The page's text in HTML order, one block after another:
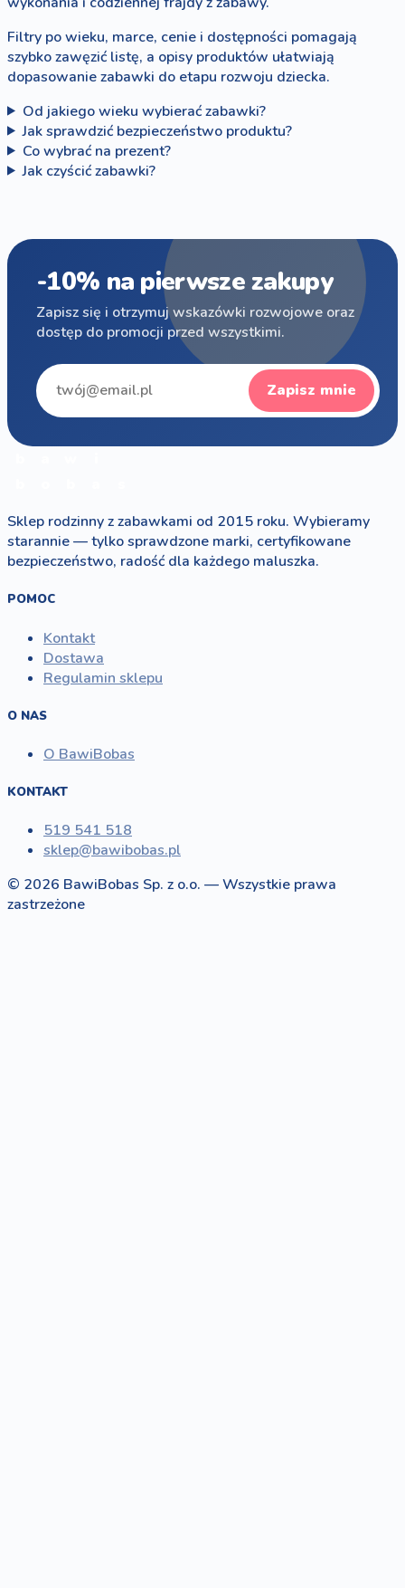
Filtry po wieku, marce, cenie i dostępności pomagają
szybko zawęzić listę, a opisy produktów ułatwiają
dopasowanie zabawki do etapu rozwoju dziecka.
Od jakiego wieku wybierać zabawki?
Jak sprawdzić bezpieczeństwo produktu?
Co wybrać na prezent?
Jak czyścić zabawki?
-10% na pierwsze zakupy
Zapisz się i otrzymuj wskazówki rozwojowe oraz
dostęp do promocji przed wszystkimi.
Zapisz mnie
Sklep rodzinny z zabawkami od 2015 roku. Wybieramy
starannie — tylko sprawdzone marki, certyfikowane
bezpieczeństwo, radość dla każdego maluszka.
POMOC
Kontakt
Dostawa
Regulamin sklepu
O NAS
O BawiBobas
KONTAKT
519 541 518
sklep@bawibobas.pl
© 2026 BawiBobas Sp. z o.o. — Wszystkie prawa
zastrzeżone